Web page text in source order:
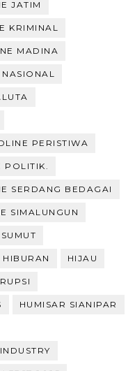
JATIM
KRIMINAL
MADINA
PERISTIWA
POLITIK.
SERDANG BEDAGAI
SIMALUNGUN
HIBURAN HIJAU
HUMISAR SIANIPAR